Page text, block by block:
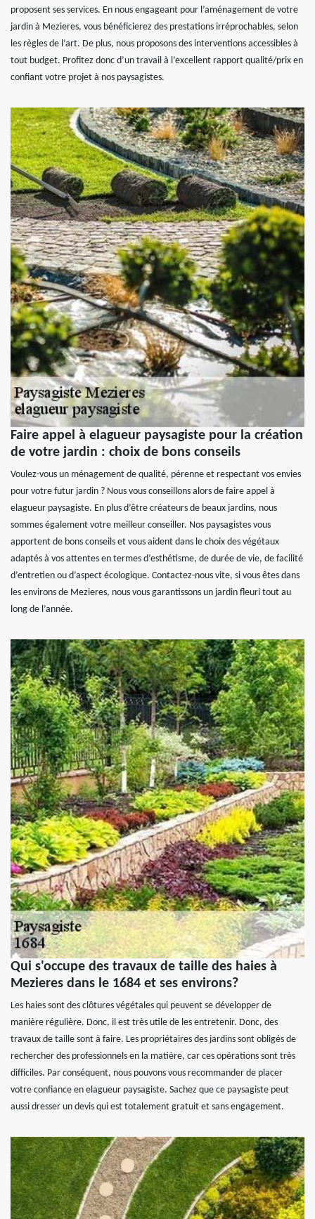
proposent ses services. En nous engageant pour l’aménagement de votre
jardin à Mezieres, vous bénéficierez des prestations irréprochables, selon
les règles de l’art. De plus, nous proposons des interventions accessibles à
tout budget. Profitez donc d’un travail à l’excellent rapport qualité/prix en
confiant votre projet à nos paysagistes.
Faire appel à elagueur paysagiste pour la création
de votre jardin : choix de bons conseils
Voulez-vous un ménagement de qualité, pérenne et respectant vos envies
pour votre futur jardin ? Nous vous conseillons alors de faire appel à
elagueur paysagiste. En plus d’être créateurs de beaux jardins, nous
sommes également votre meilleur conseiller. Nos paysagistes vous
apportent de bons conseils et vous aident dans le choix des végétaux
adaptés à vos attentes en termes d’esthétisme, de durée de vie, de facilité
d’entretien ou d’aspect écologique. Contactez-nous vite, si vous êtes dans
les environs de Mezieres, nous vous garantissons un jardin fleuri tout au
long de l’année.
Qui s'occupe des travaux de taille des haies à
Mezieres dans le 1684 et ses environs?
Les haies sont des clôtures végétales qui peuvent se développer de
manière régulière. Donc, il est très utile de les entretenir. Donc, des
travaux de taille sont à faire. Les propriétaires des jardins sont obligés de
rechercher des professionnels en la matière, car ces opérations sont très
difficiles. Par conséquent, nous pouvons vous recommander de placer
votre confiance en elagueur paysagiste. Sachez que ce paysagiste peut
aussi dresser un devis qui est totalement gratuit et sans engagement.